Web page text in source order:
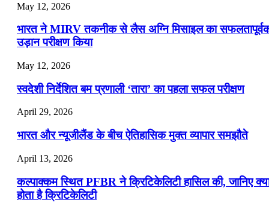
May 12, 2026
भारत ने MIRV तकनीक से लैस अग्नि मिसाइल का
उड़ान परीक्षण किया
May 12, 2026
स्वदेशी निर्देशित बम प्रणाली ‘तारा’ का पहला सफल परीक्षण
April 29, 2026
भारत और न्यूजीलैंड के बीच ऐतिहासिक मुक्त व्यापार समझौते
April 13, 2026
कल्पाक्कम स्थित PFBR ने क्रिटिकेलिटी हासिल की, जानिए
होता है क्रिटिकेलिटी